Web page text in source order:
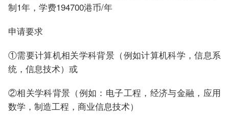
制1年，学费194700港币/年
申请要求
①需要计算机相关学科背景（例如计算机科学，信息系
统，信息技术）或
②相关学科背景（例如：电子工程，经济与金融，应用
数学，制造工程，商业信息技术）